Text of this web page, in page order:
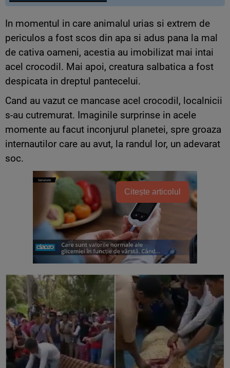
In momentul in care animalul urias si extrem de
periculos a fost scos din apa si adus pana la mal
de cativa oameni, acestia au imobilizat mai intai
acel crocodil. Mai apoi, creatura salbatica a fost
despicata in dreptul pantecelui.
Cand au vazut ce mancase acel crocodil, localnicii
s-au cutremurat. Imaginile surprinse in acele
momente au facut inconjurul planetei, spre groaza
internautilor care au avut, la randul lor, un adevarat
soc.
Citește articolul